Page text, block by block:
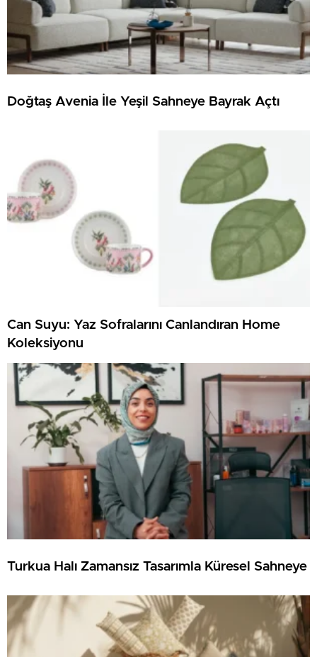
Doğtaş Avenia İle Yeşil Sahneye Bayrak Açtı
Can Suyu: Yaz Sofralarını Canlandıran Home
Koleksiyonu
Turkua Halı Zamansız Tasarımla Küresel Sahneye